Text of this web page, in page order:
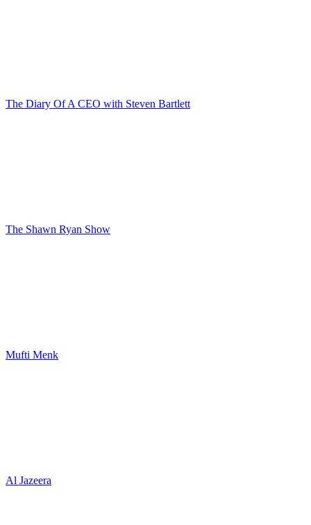
The Diary Of A CEO with Steven Bartlett
The Shawn Ryan Show
Mufti Menk
Al Jazeera